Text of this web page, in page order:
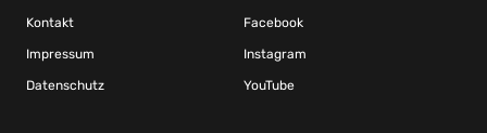
Kontakt
Impressum
Datenschutz
Facebook
Instagram
YouTube